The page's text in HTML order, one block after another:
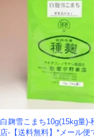
白麹雪こまち10g(15kg量)-
店-【送料無料】*メール便